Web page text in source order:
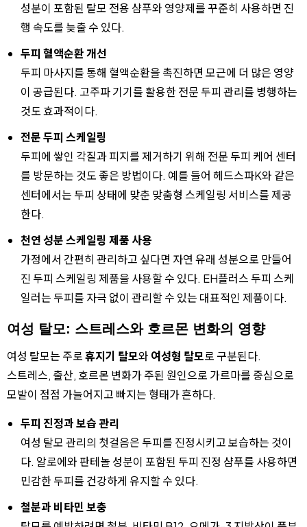
성분이 포함된 탈모 전용 샴푸와 영양제를 꾸준히 사용하면 진
행 속도를 늦출 수 있다.
두피 혈액순환 개선
두피 마사지를 통해 혈액순환을 촉진하면 모근에 더 많은 영양
이 공급된다. 고주파 기기를 활용한 전문 두피 관리를 병행하는
것도 효과적이다.
전문 두피 스케일링
두피에 쌓인 각질과 피지를 제거하기 위해 전문 두피 케어 센터
를 방문하는 것도 좋은 방법이다. 예를 들어 헤드스파K와 같은
센터에서는 두피 상태에 맞춘 맞춤형 스케일링 서비스를 제공
한다.
천연 성분 스케일링 제품 사용
가정에서 간편히 관리하고 싶다면 자연 유래 성분으로 만들어
진 두피 스케일링 제품을 사용할 수 있다. EH플러스 두피 스케
일러는 두피를 자극 없이 관리할 수 있는 대표적인 제품이다.
여성 탈모: 스트레스와 호르몬 변화의 영향
여성 탈모는 주로휴지기 탈모와 여성형 탈모로 구분된다.
스트레스, 출산, 호르몬 변화가 주된 원인으로 가르마를 중심으로
모발이 점점 가늘어지고 빠지는 형태가 흔하다.
두피 진정과 보습 관리
여성 탈모 관리의 첫걸음은 두피를 진정시키고 보습하는 것이
다. 알로에와 판테놀 성분이 포함된 두피 진정 샴푸를 사용하면
민감한 두피를 건강하게 유지할 수 있다.
철분과 비타민 보충